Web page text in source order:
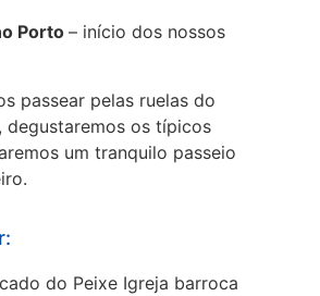
Porto – início dos nossos
passear pelas ruelas do
os típicos
um tranquilo passeio
do Peixe Igreja barroca